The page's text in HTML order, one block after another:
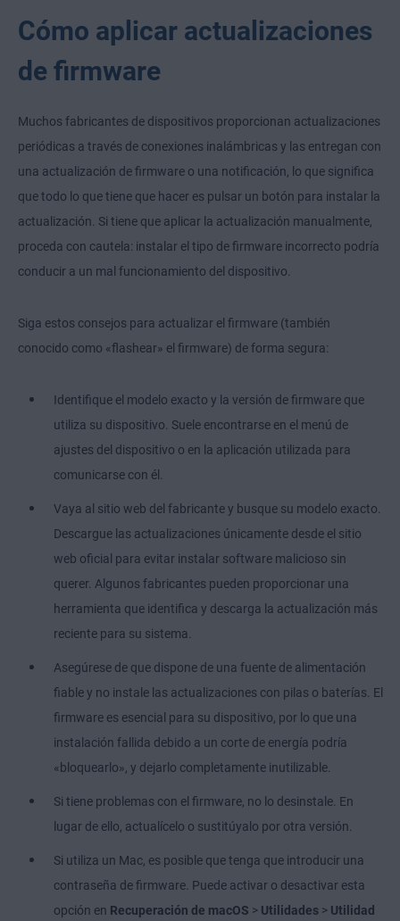
Cómo aplicar actualizaciones
de firmware
Muchos fabricantes de dispositivos proporcionan actualizaciones
periódicas a través de conexiones inalámbricas y las entregan con
una actualización de firmware o una notificación, lo que significa
que todo lo que tiene que hacer es pulsar un botón para instalar la
actualización. Si tiene que aplicar la actualización manualmente,
proceda con cautela: instalar el tipo de firmware incorrecto podría
conducir a un mal funcionamiento del dispositivo.
Siga estos consejos para actualizar el firmware (también
conocido como «flashear» el firmware) de forma segura:
Identifique el modelo exacto y la versión de firmware que
utiliza su dispositivo. Suele encontrarse en el menú de
ajustes del dispositivo o en la aplicación utilizada para
comunicarse con él.
Vaya al sitio web del fabricante y busque su modelo exacto.
Descargue las actualizaciones únicamente desde el sitio
web oficial para evitar instalar software malicioso sin
querer. Algunos fabricantes pueden proporcionar una
herramienta que identifica y descarga la actualización más
reciente para su sistema.
Asegúrese de que dispone de una fuente de alimentación
fiable y no instale las actualizaciones con pilas o baterías. El
firmware es esencial para su dispositivo, por lo que una
instalación fallida debido a un corte de energía podría
«bloquearlo», y dejarlo completamente inutilizable.
Si tiene problemas con el firmware, no lo desinstale. En
lugar de ello, actualícelo o sustitúyalo por otra versión.
Si utiliza un Mac, es posible que tenga que introducir una
contraseña de firmware. Puede activar o desactivar esta
opción en Recuperación de macOS > Utilidades > Utilidad